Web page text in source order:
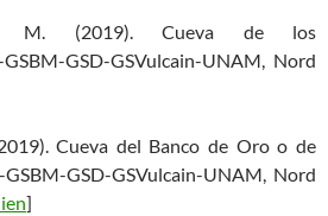
M. (2019). Cueva de los
GSD-GSVulcain-UNAM, Nord
Cueva del Banco de Oro o de
GSD-GSVulcain-UNAM, Nord
]